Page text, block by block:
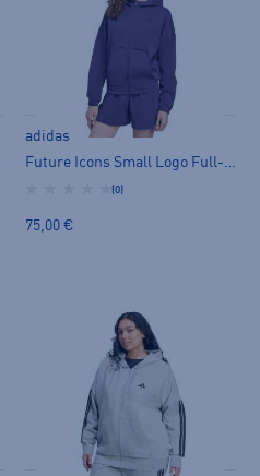
adidas
Future Icons Small Logo Full-Zip Hoodie W - huppari
(0)
75,00 €